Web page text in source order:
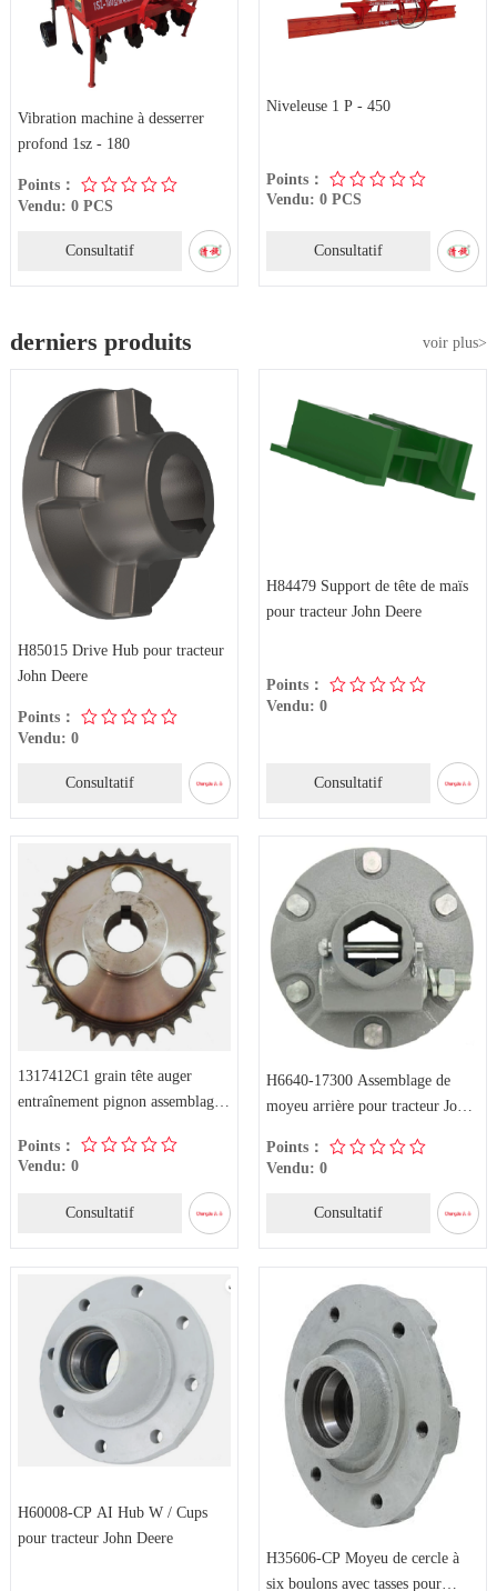
Vibration machine à desserrer
profond 1sz - 180
Points：
Vendu: 0 PCS
Consultatif
Niveleuse 1 P - 450
Points：
Vendu: 0 PCS
Consultatif
derniers produits voir plus>
H85015 Drive Hub pour tracteur
John Deere
Points：
Vendu: 0
Consultatif
H84479 Support de tête de maïs
pour tracteur John Deere
Points：
Vendu: 0
Consultatif
1317412C1 grain tête auger
entraînement pignon assemblage
Points：
Vendu: 0
Consultatif
H6640-17300 Assemblage de
moyeu arrière pour tracteur John
Points：
Vendu: 0
Consultatif
H60008-CP AI Hub W / Cups
pour tracteur John Deere
H35606-CP Moyeu de cercle à
six boulons avec tasses pour